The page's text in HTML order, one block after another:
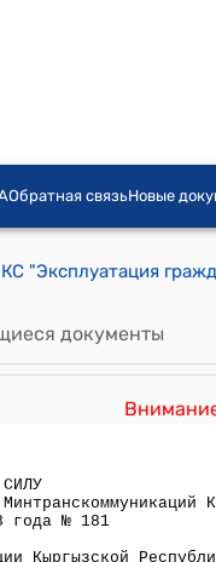
Обратная связьНовые
документы